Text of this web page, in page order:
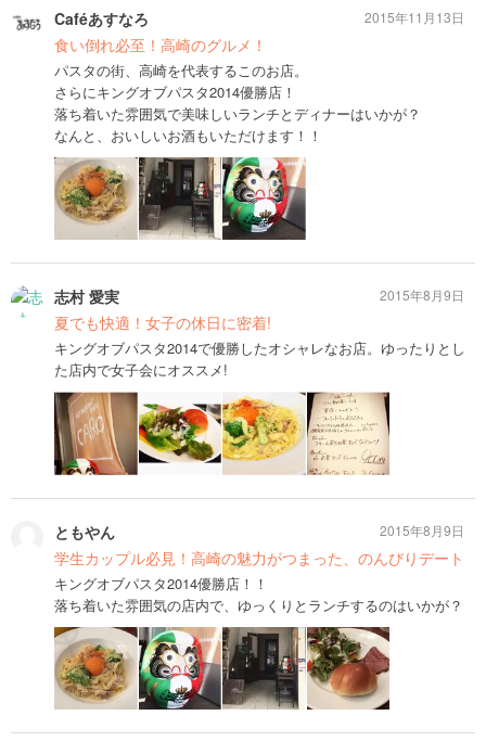
Caféあすなろ
食い倒れ必至！高崎のグルメ！
パスタの街、高崎を代表するこのお店。
さらにキングオブパスタ2014優勝店！
落ち着いた雰囲気で美味しいランチとディナーはいかが？
なんと、おいしいお酒もいただけます！！
2015年11月13日
志村 愛実
夏でも快適！女子の休日に密着!
キングオブパスタ2014で優勝したオシャレなお店。ゆったりとし
た店内で女子会にオススメ!
2015年8月9日
ともやん
学生カップル必見！高崎の魅力がつまった、のんびりデート
キングオブパスタ2014優勝店！！
落ち着いた雰囲気の店内で、ゆっくりとランチするのはいかが？
2015年8月9日